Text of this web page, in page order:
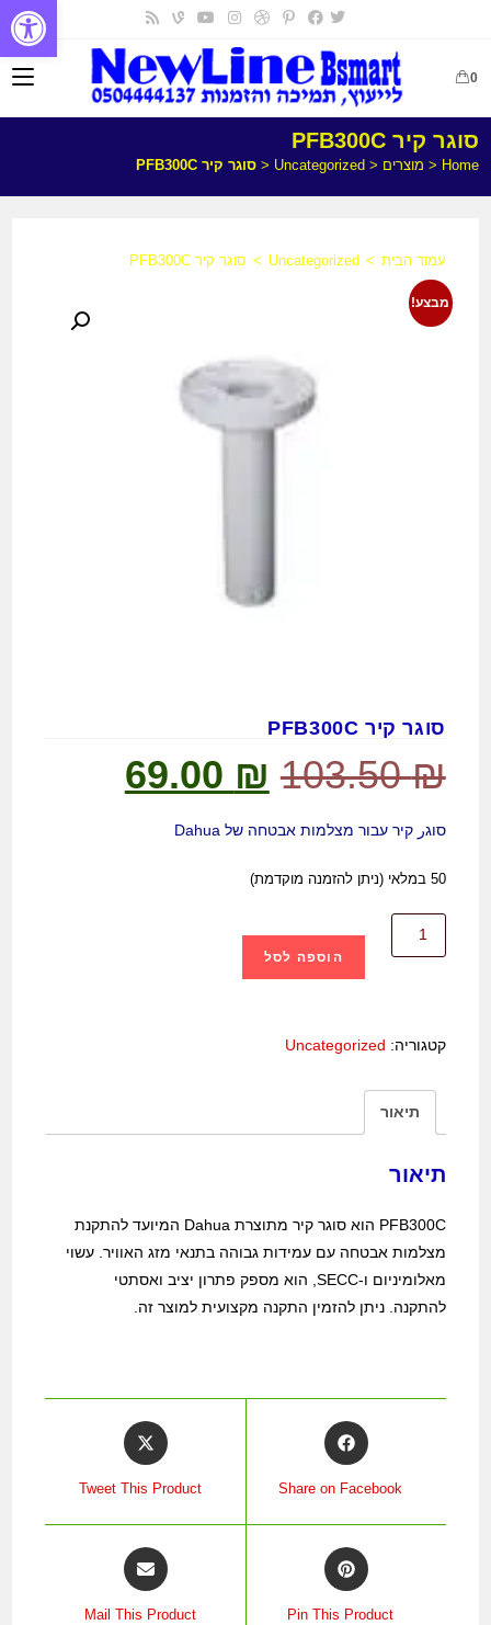
0
סוגר קיר PFB300C
Home
< מוצרים <
Uncategorized
<סוגר קיר PFB300C
עמוד הבית >
Uncategorized
> סוגר קיר PFB300C
מבצע!
סוגר קיר PFB300C
103.50₪
69.00 ₪
סוגر קיר עבור מצלמות אבטחה של Dahua
50 במלאי (ניתן להזמנה מוקדמת)
הוספה לסל
קטגוריה: Uncategorized
תיאור
תיאור
PFB300C הוא סוגר קיר מתוצרת Dahua המיועד להתקנת
מצלמות אבטחה עם עמידות גבוהה בתנאי מזג האוויר. עשוי
מאלומיניום ו-SECC, הוא מספק פתרון יציב ואסתטי
להתקנה. ניתן להזמין התקנה מקצועית למוצר זה.
Share on Facebook
Tweet This Product
Pin This Product
Mail This Product